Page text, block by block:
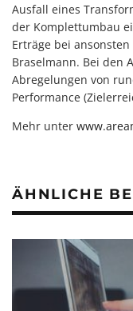
Ausfall eines
der Komplettumbau
Erträge bei
Braselmann. Bei den
Abregelungen von
Performance
Mehr unter
ÄHNLICHE